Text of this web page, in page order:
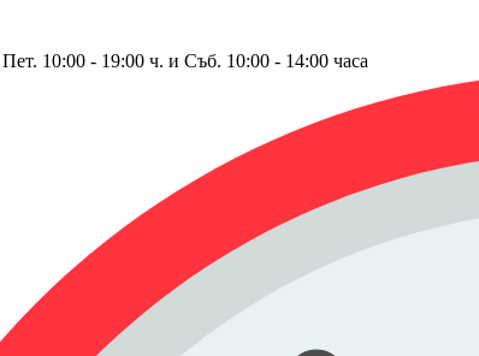
10:00 - 19:00 ч. и Съб. 10:00 - 14:00 часа